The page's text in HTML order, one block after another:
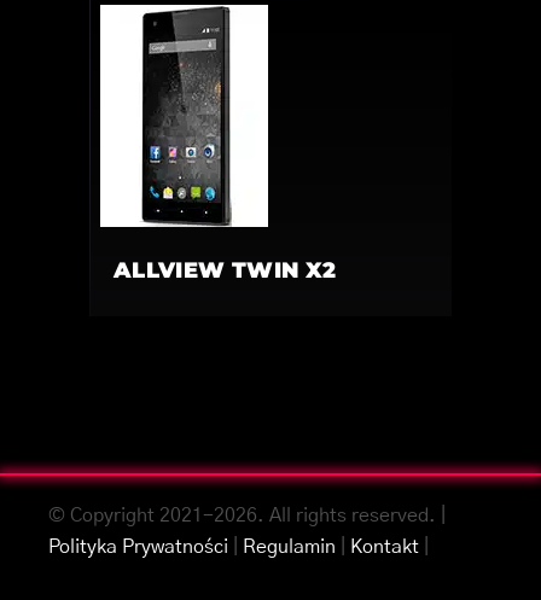
ALLVIEW TWIN X2
© Copyright 2021-2026. All rights reserved. |
Polityka Prywatności
Regulamin Kontakt